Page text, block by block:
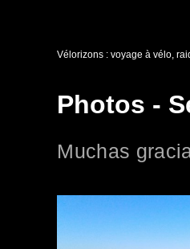
Vélorizons : voyage à vélo,
Photos -
Muchas